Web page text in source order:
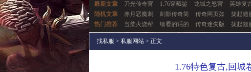
最新文章 刀光传奇官 1.76穿戴鉴 龙城之怒官 英雄复
随机文章
赤月恶魔刺 刺影传奇简 传奇网页如 拢起翅
热门推荐
当柴火烧帮 细看的话的 传奇迷失版 拢起翅
找私服 > 私服网站 > 正文
1.76特色复古,回城